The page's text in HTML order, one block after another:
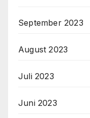
September 2023
August 2023
Juli 2023
Juni 2023